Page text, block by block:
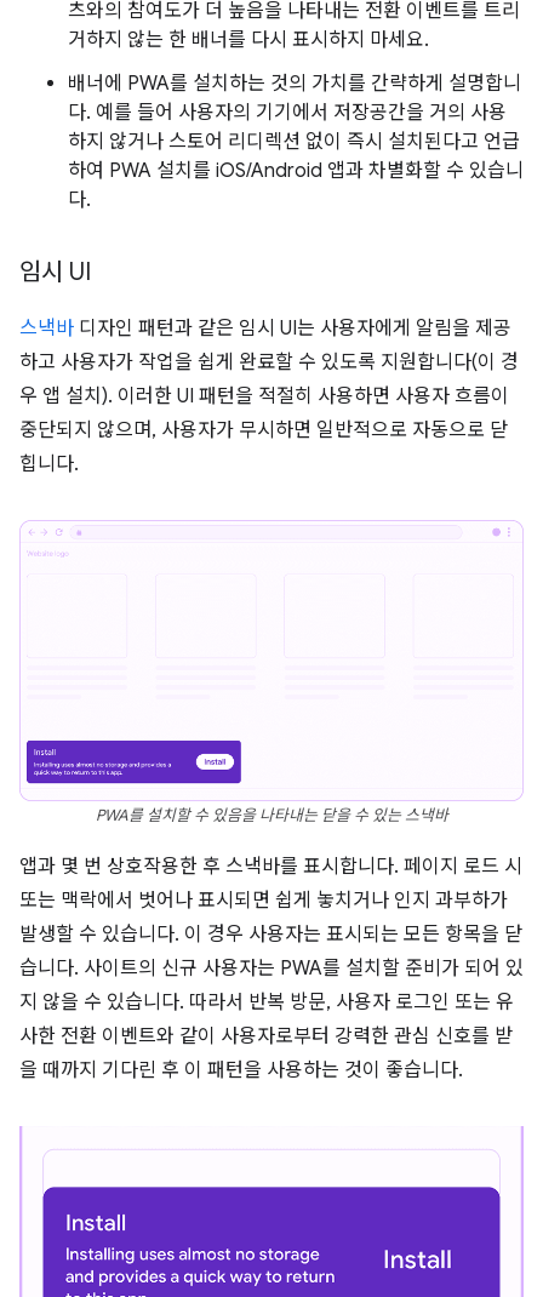
츠와의 참여도가 더 높음을 나타내는 전환 이벤트를 트리
거하지 않는 한 배너를 다시 표시하지 마세요.
배너에 PWA를 설치하는 것의 가치를 간략하게 설명합니
다. 예를 들어 사용자의 기기에서 저장공간을 거의 사용
하지 않거나 스토어 리디렉션 없이 즉시 설치된다고 언급
하여 PWA 설치를 iOS/Android 앱과 차별화할 수 있습니
다.
임시 UI
스낵바 디자인 패턴과 같은 임시 UI는 사용자에게 알림을 제공
하고 사용자가 작업을 쉽게 완료할 수 있도록 지원합니다(이 경
우 앱 설치). 이러한 UI 패턴을 적절히 사용하면 사용자 흐름이
중단되지 않으며, 사용자가 무시하면 일반적으로 자동으로 닫
힙니다.
PWA를 설치할 수 있음을 나타내는 닫을 수 있는 스낵바
앱과 몇 번 상호작용한 후 스낵바를 표시합니다. 페이지 로드 시
또는 맥락에서 벗어나 표시되면 쉽게 놓치거나 인지 과부하가
발생할 수 있습니다. 이 경우 사용자는 표시되는 모든 항목을 닫
습니다. 사이트의 신규 사용자는 PWA를 설치할 준비가 되어 있
지 않을 수 있습니다. 따라서 반복 방문, 사용자 로그인 또는 유
사한 전환 이벤트와 같이 사용자로부터 강력한 관심 신호를 받
을 때까지 기다린 후 이 패턴을 사용하는 것이 좋습니다.